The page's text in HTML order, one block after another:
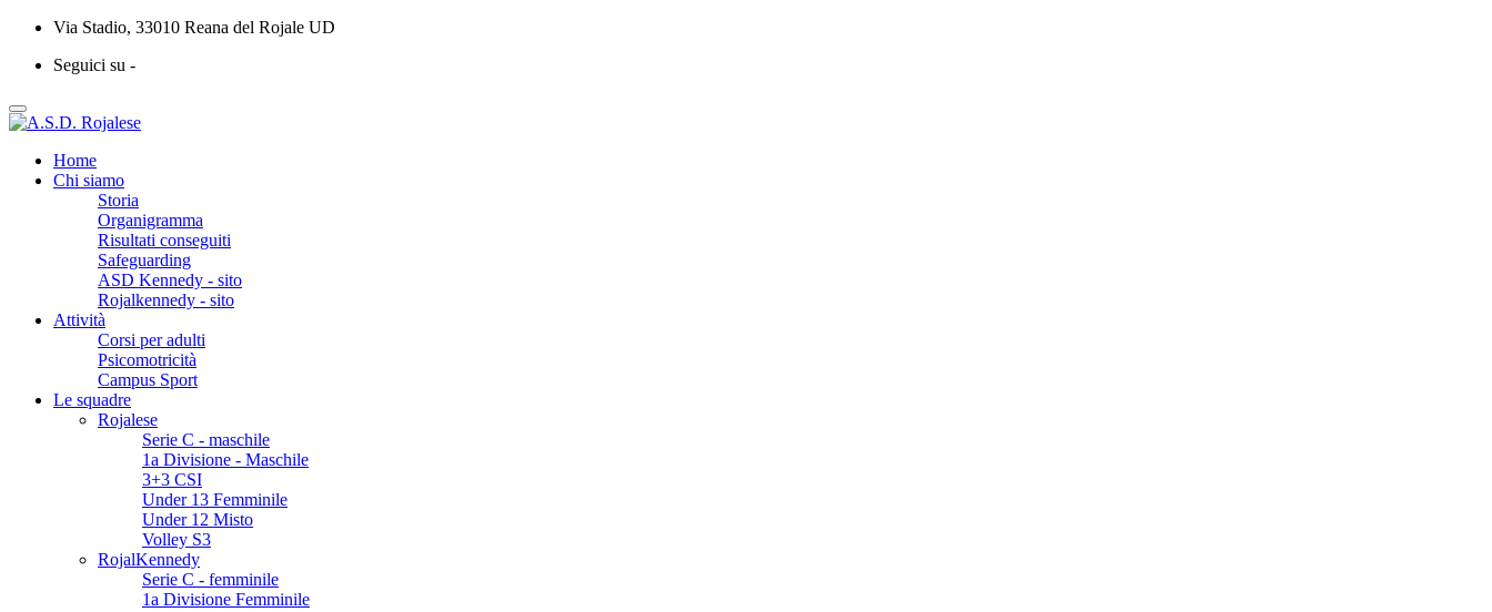
Via Stadio, 33010 Reana del Rojale UD
Seguici su -
Home
Chi siamo
Storia
Organigramma
Risultati conseguiti
Safeguarding
ASD Kennedy - sito
Rojalkennedy - sito
Attività
Corsi per adulti
Psicomotricità
Campus Sport
Le squadre
Rojalese
Serie C - maschile
1a Divisione - Maschile
3+3 CSI
Under 13 Femminile
Under 12 Misto
Volley S3
RojalKennedy
Serie C - femminile
1a Divisione Femminile